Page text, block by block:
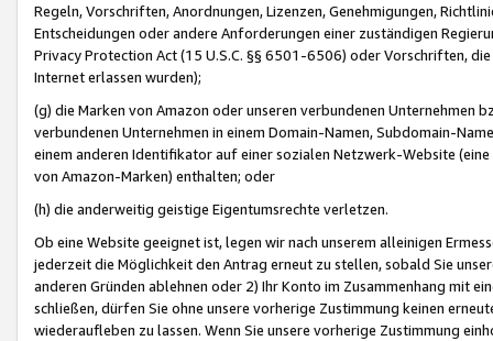
Regeln, Vorschriften, Anordnungen, Lizenzen, Genehmigungen,
Entscheidungen oder andere Anforderungen einer zuständigen
Privacy Protection Act (15 U.S.C. §§ 6501-6506) oder Vorschriften,
Internet erlassen wurden);
(g) die Marken von Amazon oder unseren verbundenen Unternehmen
verbundenen Unternehmen in einem Domain-Namen, Subdomain-
einem anderen Identifikator auf einer sozialen Netzwerk-Website
von Amazon-Marken) enthalten; oder
(h) die anderweitig geistige Eigentumsrechte verletzen.
Ob eine Website geeignet ist, legen wir nach unserem alleinigen
jederzeit die Möglichkeit den Antrag erneut zu stellen, sobald Sie
anderen Gründen ablehnen oder 2) Ihr Konto im Zusammenhang mit
schließen, dürfen Sie ohne unsere vorherige Zustimmung keinen
wiederaufleben zu lassen. Wenn Sie unsere vorherige Zustimmung